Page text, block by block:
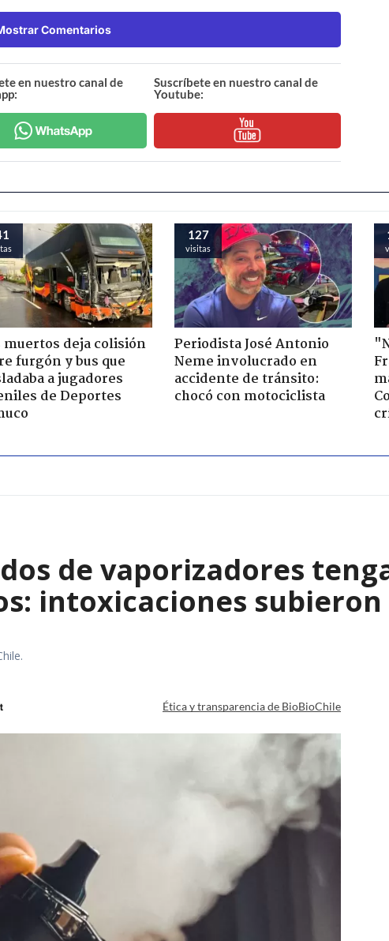
Comentarios
en nuestro canal de
Suscríbete en nuestro canal de
Youtube:
muertos deja colisión
furgón y bus que
a jugadores
de Deportes
127
visitas
Periodista José Antonio
Neme involucrado en
accidente de tránsito:
chocó con motociclista
de vaporizadores
intoxicaciones subieron
Ética y transparencia de BioBioChile